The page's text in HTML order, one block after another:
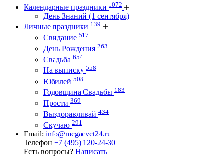
Календарные праздники 1072
День Знаний (1 сентября)
Личные праздники 139
Свидание 517
День Рождения 263
Свадьба 654
На выписку 558
Юбилей 508
Годовщина Свадьбы 183
Прости 369
Выздоравливай 434
Скучаю 291
Email: info@megacvet24.ru
Телефон +7 (495) 120-24-30
Есть вопросы? Написать